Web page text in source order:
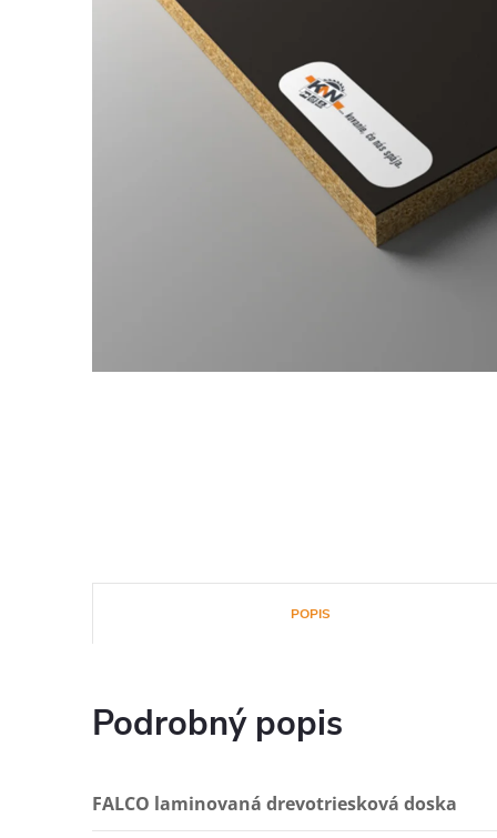
POPIS
Podrobný popis
FALCO laminovaná drevotriesková doska